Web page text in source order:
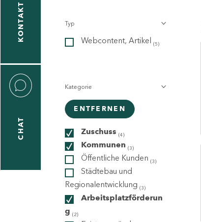
KONTAKT
CHAT
Typ
Webcontent, Artikel (5)
Kategorie
ENTFERNEN
Zuschuss (4)
Kommunen (3)
Öffentliche Kunden (3)
Städtebau und
Regionalentwicklung (3)
Arbeitsplatzförderun
g (2)